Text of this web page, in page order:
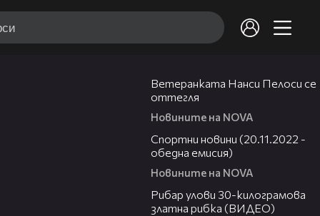
Ветеранката Нанси Пелоси се
оттегля
Новините на NOVA
Спортни новини (20.11.2022 -
обедна емисия)
Новините на NOVA
Рибар улови 30-килограмова
златна рибка (ВИДЕО)